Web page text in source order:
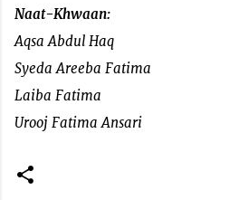
Naat-Khwaan:
Aqsa Abdul Haq
Syeda Areeba Fatima
Laiba Fatima
Urooj Fatima Ansari